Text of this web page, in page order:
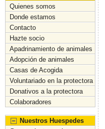
Quienes somos
Donde estamos
Contacto
Hazte socio
Apadrinamiento de animales
Adopción de animales
Casas de Acogida
Voluntariado en la protectora
Donativos a la protectora
Colaboradores
Nuestros Huespedes